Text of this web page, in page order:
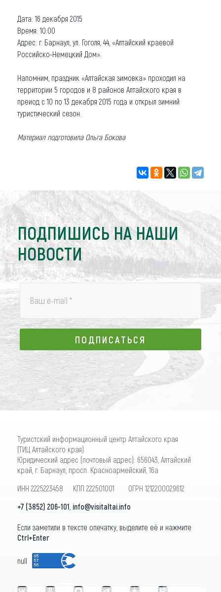
Другие рубрики
Дата: 16 декабря 2015
Время: 10:00
Адрес: г. Барнаул, ул. Гоголя, 44, «Алтайский краевой
Российско-Немецкий Дом».
Напомним, праздник «Алтайская зимовка» проходил на
территории 5 городов и 8 районов Алтайского края в
преиод с 10 по 13 декабря 2015 года и открыл зимний
туристический сезон.
Материал подготовила Ольга Бокова
ПОДПИШИСЬ НА НАШИ
НОВОСТИ
Ваш e-mail *
ПОДПИСАТЬСЯ
ПОДПИСАТЬСЯ
Туристский информационный центр Алтайского края
(ТИЦ Алтайского края)
Юридический адрес (почтовый адрес): 656043, Алтайский
край, г. Барнаул, просп. Красноармейский, 16а
ИНН 2225223458 КПП 222501001 ОГРН 1212200029612
+7 (3852) 206-101 info@visitaltai.info
Если заметили в тексте опечатку, выделите её и нажмите
Ctrl+Enter
null